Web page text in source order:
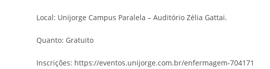
Local: Unijorge Campus Paralela – Auditório Zélia Gattai.
Quanto: Gratuito
Inscrições: https://eventos.unijorge.com.br/enfermagem-704171